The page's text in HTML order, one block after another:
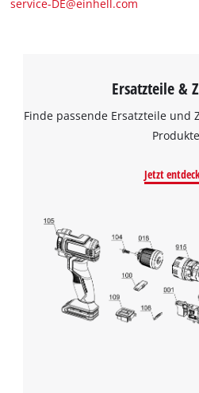
service-DE@einhell.com
Ersatzteile &
Finde passende Ersatzteile und
Jetzt